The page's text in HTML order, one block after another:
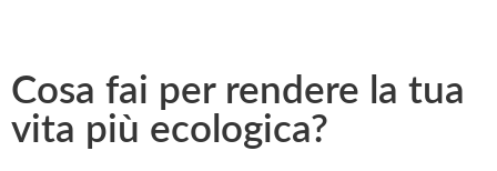
Cosa fai per rendere la tua
vita più ecologica?